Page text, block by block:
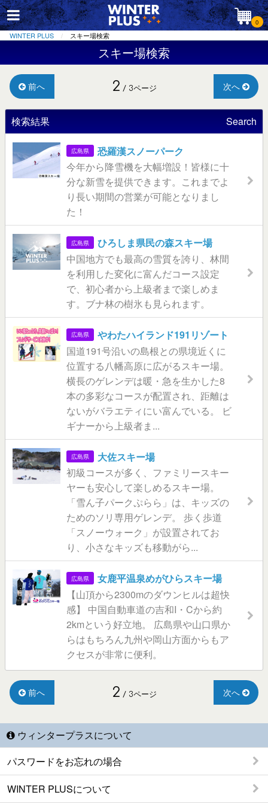
0
WINTER PLUS スキー場検索
スキー場検索
前へ 2 / 3ページ 次へ
検索結果 Search
広島県
恐羅漢スノーパーク
今年から降雪機を大幅増設！皆様に十
分な新雪を提供できます。これまでよ
り長い期間の営業が可能となりまし
た！
広島県
ひろしま県民の森スキー場
中国地方でも最高の雪質を誇り、林間
を利用した変化に富んだコース設定
で、初心者から上級者まで楽しめま
す。ブナ林の樹氷も見られます。
広島県
やわたハイランド191リゾート
国道191号沿いの島根との県境近くに
位置する八幡高原に広がるスキー場。
横長のゲレンデは暖・急を生かした8
本の多彩なコースが配置され、距離は
ないがバラエティにい富んでいる。 ビ
ギナーから上級者ま...
広島県
大佐スキー場
初級コースが多く、ファミリースキー
ヤーも安心して楽しめるスキー場。
「雪ん子パークぷらら」は、キッズの
ためのソリ専用ゲレンデ。 歩く歩道
「スノーウォーク」が設置されてお
り、小さなキッズも移動がら...
広島県
女鹿平温泉めがひらスキー場
【山頂から2300mのダウンヒルは超快
感】 中国自動車道の吉和I・Cから約
2kmという好立地。 広島県や山口県か
らはもちろん九州や岡山方面からもア
クセスが非常に便利。
前へ 2 / 3ページ 次へ
ウィンタープラスについて
パスワードをお忘れの場合
WINTER PLUSについて